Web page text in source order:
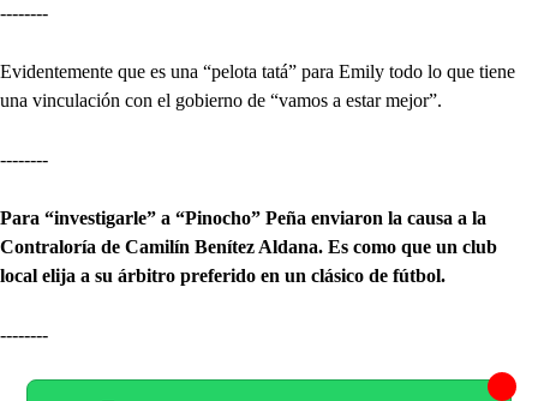
--------
Evidentemente que es una “pelota tatá” para Emily todo lo que tiene
una vinculación con el gobierno de “vamos a estar mejor”.
--------
Para “investigarle” a “Pinocho” Peña enviaron la causa a la
Contraloría de Camilín Benítez Aldana. Es como que un club
local elija a su árbitro preferido en un clásico de fútbol.
--------